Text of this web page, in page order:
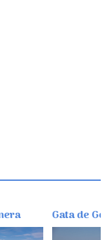
Gata de Gorgos